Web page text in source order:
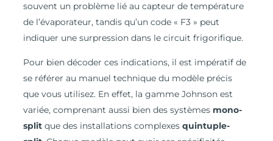
souvent un problème lié au capteur de température
de l’évaporateur, tandis qu’un code « F3 » peut
indiquer une surpression dans le circuit frigorifique.
Pour bien décoder ces indications, il est impératif de
se référer au manuel technique du modèle précis
que vous utilisez. En effet, la gamme Johnson est
variée, comprenant aussi bien des systèmes mono-
splitque des installations complexes quintuple-